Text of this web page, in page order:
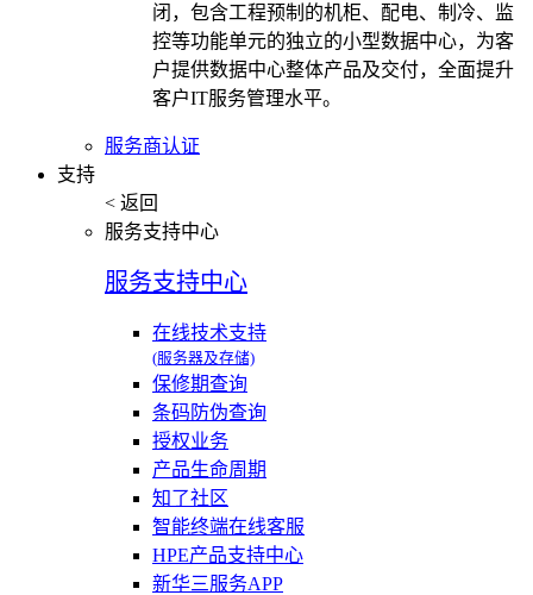
闭，包含工程预制的机柜、配电、制冷、监
控等功能单元的独立的小型数据中心，为客
户提供数据中心整体产品及交付，全面提升
客户IT服务管理水平。
服务商认证
支持
< 返回
服务支持中心
服务支持中心
在线技术支持
(服务器及存储)
保修期查询
条码防伪查询
授权业务
产品生命周期
知了社区
智能终端在线客服
HPE产品支持中心
新华三服务APP